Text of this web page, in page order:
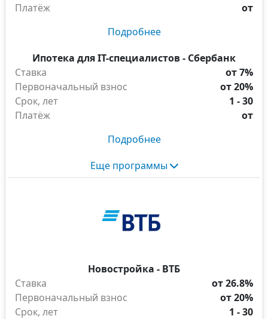
Платёж
от
Подробнее
Ипотека для IT-специалистов - Сбербанк
Ставка
от 7%
Первоначальный взнос
от 20%
Срок, лет
1 - 30
Платёж
от
Подробнее
Еще программы
Новостройка - ВТБ
Ставка
от 26.8%
Первоначальный взнос
от 20%
Срок, лет
1 - 30